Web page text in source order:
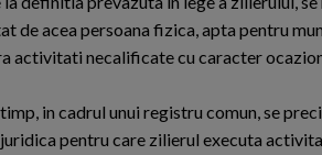
de acea persoana fizica, apta pentru
activitati necalificate cu caracter
in cadrul unui registru comun, se
pentru care zilierul executa